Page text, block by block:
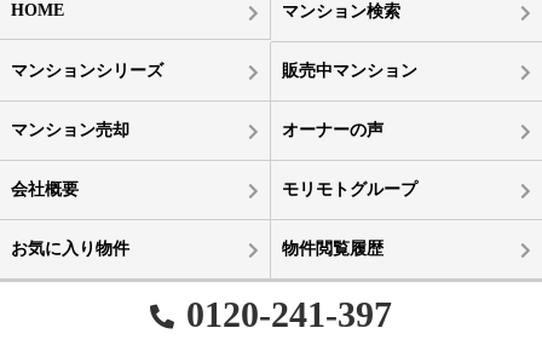
HOME マンション検索
マンションシリーズ 販売中マンション
マンション売却 オーナーの声
会社概要 モリモトグループ
お気に入り物件 物件閲覧履歴
0120-241-397